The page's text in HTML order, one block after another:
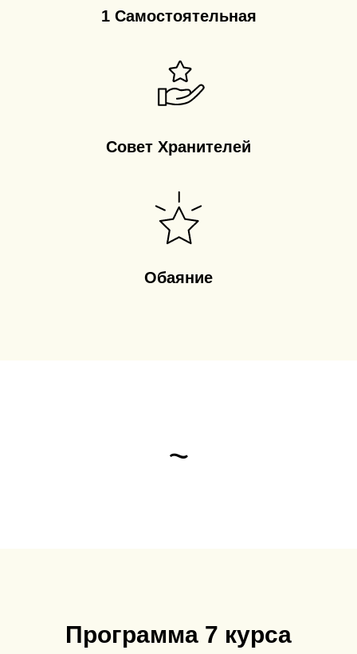
1 Самостоятельная
Совет Хранителей
Обаяние
~
Программа 7 курса